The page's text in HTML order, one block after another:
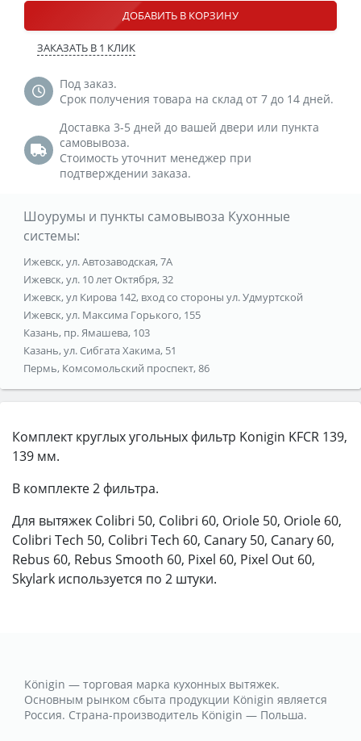
ДОБАВИТЬ В КОРЗИНУ
ЗАКАЗАТЬ В 1 КЛИК
Под заказ.
Срок получения товара на склад от 7 до 14 дней.
Доставка 3-5 дней до вашей двери или пункта
самовывоза.
Стоимость уточнит менеджер при
подтверждении заказа.
Шоурумы и пункты самовывоза Кухонные
системы:
Ижевск, ул. Автозаводская, 7А
Ижевск, ул. 10 лет Октября, 32
Ижевск, ул Кирова 142, вход со стороны ул. Удмуртской
Ижевск, ул. Максима Горького, 155
Казань, пр. Ямашева, 103
Казань, ул. Сибгата Хакима, 51
Пермь, Комсомольский проспект, 86
Комплект круглых угольных фильтр Konigin KFCR 139,
139 мм.
В комплекте 2 фильтра.
Для вытяжек Colibri 50, Colibri 60, Oriole 50, Oriole 60,
Colibri Tech 50, Colibri Tech 60, Canary 50, Canary 60,
Rebus 60, Rebus Smooth 60, Pixel 60, Pixel Out 60,
Skylark используется по 2 штуки.
Königin — торговая марка кухонных вытяжек.
Основным рынком сбыта продукции Königin является
Россия. Страна-производитель Königin — Польша.